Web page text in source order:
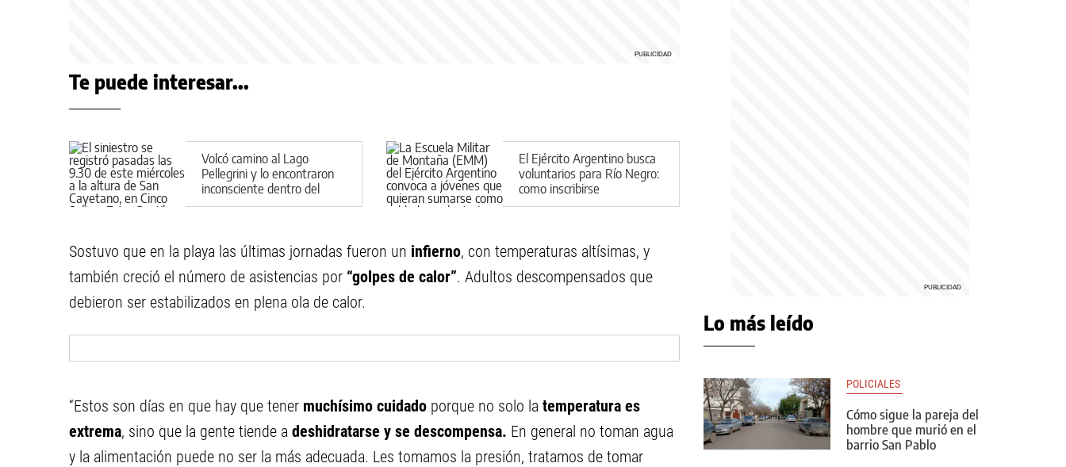
Te puede interesar...
Volcó camino al Lago
Pellegrini y lo encontraron
inconsciente dentro del
vehículo
El Ejército Argentino busca
voluntarios para Río Negro:
como inscribirse
Sostuvo que en la playa las últimas jornadas fueron un infierno, con temperaturas altísimas, y
también creció el número de asistencias por “golpes de calor”. Adultos descompensados que
debieron ser estabilizados en plena ola de calor.
“Estos son días en que hay que tener muchísimo cuidado porque no solo la temperatura es
extrema, sino que la gente tiende a deshidratarse y se descompensa. En general no toman agua
y la alimentación puede no ser la más adecuada. Les tomamos la presión, tratamos de tomar
Lo más leído
POLICIALES
Cómo sigue la pareja del
hombre que murió en el
barrio San Pablo